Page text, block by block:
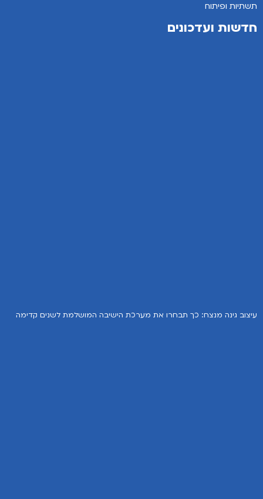
תשתיות ופיתוח
חדשות ועדכונים
עיצוב גינה מנצח: כך תבחרו את מערכת הישיבה המושלמת לשנים קדימה